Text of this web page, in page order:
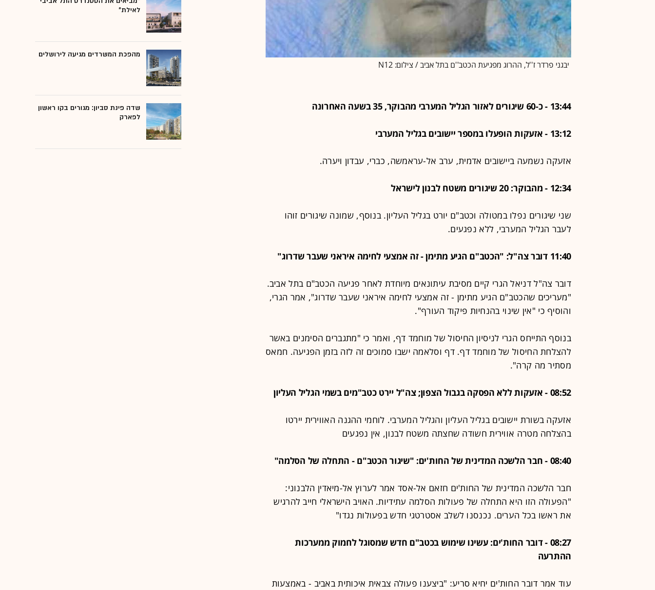
יבגני פרדר ז''ל, ההרוג מפגיעת הכטב''ם בתל אביב / צילום: N12
13:44 - כ-60 שיגורים לאזור הגליל המערבי מהבוקר, 35 בשעה האחרונה
13:12 - אזעקות הופעלו במספר יישובים בגליל המערבי
אזעקה נשמעה ביישובים אדמית, ערב אל-עראמשה, כברי, עבדון ויערה.
12:34 - מהבוקר: 20 שיגורים משטח לבנון לישראל
שני שיגורים נפלו במטולה וכטב"ם יורט בגליל העליון. בנוסף, שמונה שיגורים זוהו
לעבר הגליל המערבי, ללא נפגעים.
11:40 דובר צה"ל: "הכטב"ם הגיע מתימן - זה אמצעי לחימה איראני שעבר שדרוג"
דובר צה"ל דניאל הגרי קיים מסיבת עיתונאים מיוחדת לאחר פגיעה הכטב"ם בתל אביב.
"מעריכים שהכטב"ם הגיע מתימן - זה אמצעי לחימה איראני שעבר שדרוג", אמר הגרי,
והוסיף כי "אין שינוי בהנחיות פיקוד העורף".
בנוסף התייחס הגרי לניסיון החיסול של מוחמד דף, ואמר כי "מתגברים הסימנים באשר
להצלחת החיסול של מוחמד דף. דף וסלאמה ישבו סמוכים זה לזה בזמן הפגיעה. חמאס
מסתיר מה קרה".
08:52 - אזעקות ללא הפסקה בגבול הצפון; צה"ל יירט כטב"מים בשמי הגליל העליון
אזעקה בשורת יישובים בגליל העליון והגליל המערבי. לוחמי ההגנה האווירית יירטו
בהצלחה מטרה אווירית חשודה שחצתה משטח לבנון, אין נפגעים
08:40 - חבר הלשכה המדינית של החות'ים: "שיגור הכטב"ם - התחלה של הסלמה"
חבר הלשכה המדינית של החות'ים חזאם אל-אסד אמר לערוץ אל-מיאדין הלבנוני:
"הפעולה הזו היא התחלה של פעולות הסלמה עתידיות. האויב הישראלי חייב להרגיש
את ראשו בכל הערים. נכנסנו לשלב אסטרטגי חדש בפעולות נגדו"
08:27 - דובר החות'ים: עשינו שימוש בכטב"ם חדש שמסוגל לחמוק ממערכות
ההתרעה
עוד אמר דובר החות'ים יחיא סריע: "ביצענו פעולה צבאית איכותית באביב - באמצעות
לאילת"
מהפכת המשרדים מגיעה לירושלים
שדה פינת סביון: מגורים בקו ראשון
לפארק